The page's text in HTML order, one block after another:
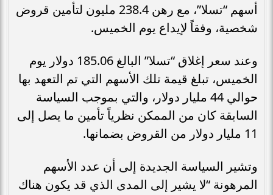
أسهم “تسلا”، مع رهن 238.4 مليون لتأمين قروض
شخصية، وفقاً لإيداع يوم الخميس.
وعند سعر إغلاق “تسلا” البالغ 185.06 دولار يوم
الخميس، تبلغ قيمة تلك الأسهم التي تم التعهد بها
حوالي 44 مليار دولار، والتي بموجب السياسة
السابقة كان من الممكن نظرياً تأمين ما يصل إلى
11 مليار دولار من القروض بضمانها.
وتشير السياسة الجديدة إلى أن عدد الأسهم
المرهونة “لا يشير إلى المدى الذي قد يكون هناك